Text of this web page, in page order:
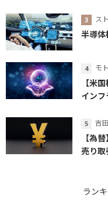
ス
半導体
モ
【米
イン
吉
【為
売り取
ラン